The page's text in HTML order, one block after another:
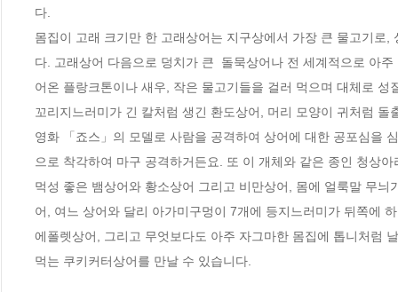
다.
몸집이 고래 크기만 한 고래상어는 지구상에서 가장 큰 물고기로
다. 고래상어 다음으로 덩치가 큰  돌묵상어나 전 세계적으로 아
어온 플랑크톤이나 새우, 작은 물고기들을 걸러 먹으며 대체로 성
꼬리지느러미가 긴 칼처럼 생긴 환도상어, 머리 모양이 귀처럼
영화 「죠스」의 모델로 사람을 공격하여 상어에 대한 공포심을
으로 착각하여 마구 공격하거든요. 또 이 개체와 같은 종인 청상
먹성 좋은 뱀상어와 황소상어 그리고 비만상어, 몸에 얼룩말 무
어, 여느 상어와 달리 아가미구멍이 7개에 등지느러미가 뒤쪽에
에폴렛상어, 그리고 무엇보다도 아주 자그마한 몸집에 톱니처럼
먹는 쿠키커터상어를 만날 수 있습니다.